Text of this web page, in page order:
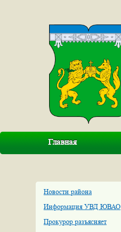
Главная
Новости района
Информация УВД ЮВАО
Прокурор разъясняет